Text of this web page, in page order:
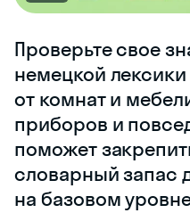
Проверьте свое
немецкой
от комнат и
приборов и
поможет
словарный запас
на базовом